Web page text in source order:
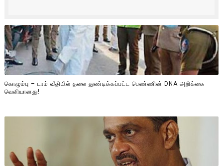
கொழும்பு – டாம் வீதியில் தலை துண்டிக்கப்பட்ட பெண்ணின் DNA அறிக்கை
வௌியானது!